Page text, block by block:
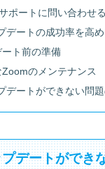
ポートに問い合わせ
デートの成功率を高
ート前の準備
のメンテナンス
デートができない問
デートができ